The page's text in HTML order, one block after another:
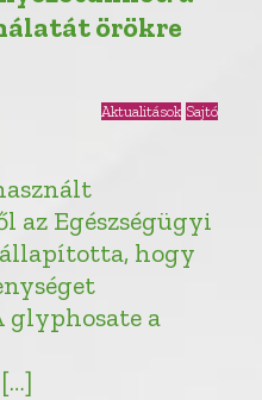
örökre
Aktualitások Sajtó
az Egészségügyi
hogy
glyphosate a